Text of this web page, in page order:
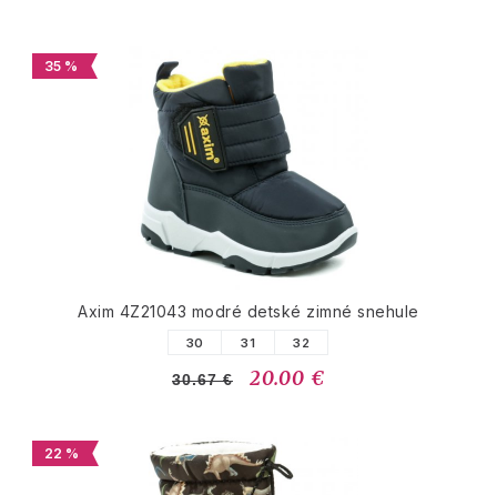
35 %
Axim 4Z21043 modré detské zimné snehule
30 31 32
30.67 € 20.00 €
22 %